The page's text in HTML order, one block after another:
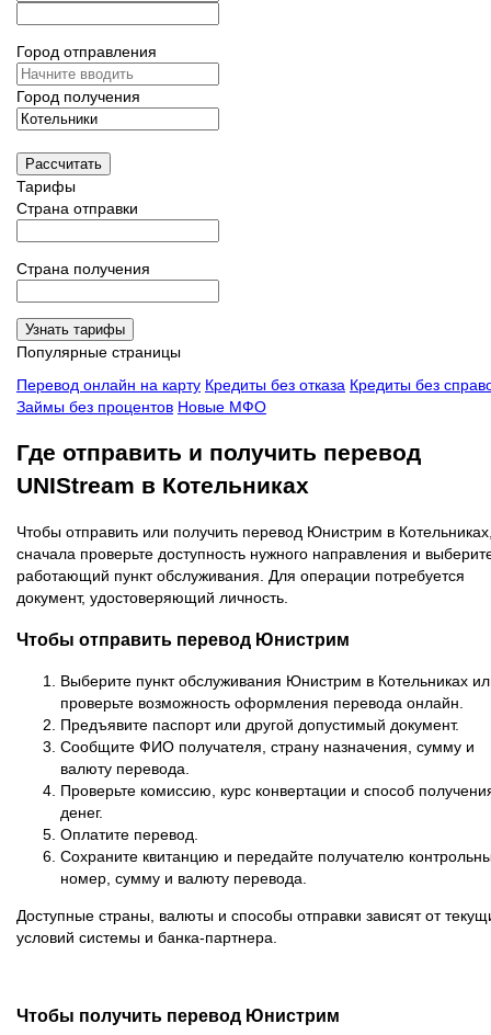
Город отправления
Город получения
Рассчитать
Тарифы
Страна отправки
Страна получения
Узнать тарифы
Популярные страницы
Перевод онлайн на карту Кредиты без отказа Кредиты без
Займы без процентов Новые МФО
Где отправить и получить перевод
UNIStream в Котельниках
Чтобы отправить или получить перевод Юнистрим в
сначала проверьте доступность нужного направления и
работающий пункт обслуживания. Для операции потребуется
документ, удостоверяющий личность.
Чтобы отправить перевод Юнистрим
Выберите пункт обслуживания Юнистрим в Котельниках
проверьте возможность оформления перевода онлайн.
Предъявите паспорт или другой допустимый документ.
Сообщите ФИО получателя, страну назначения, сумму и
валюту перевода.
Проверьте комиссию, курс конвертации и способ
денег.
Оплатите перевод.
Сохраните квитанцию и передайте получателю
номер, сумму и валюту перевода.
Доступные страны, валюты и способы отправки зависят от
условий системы и банка-партнера.
Чтобы получить перевод Юнистрим